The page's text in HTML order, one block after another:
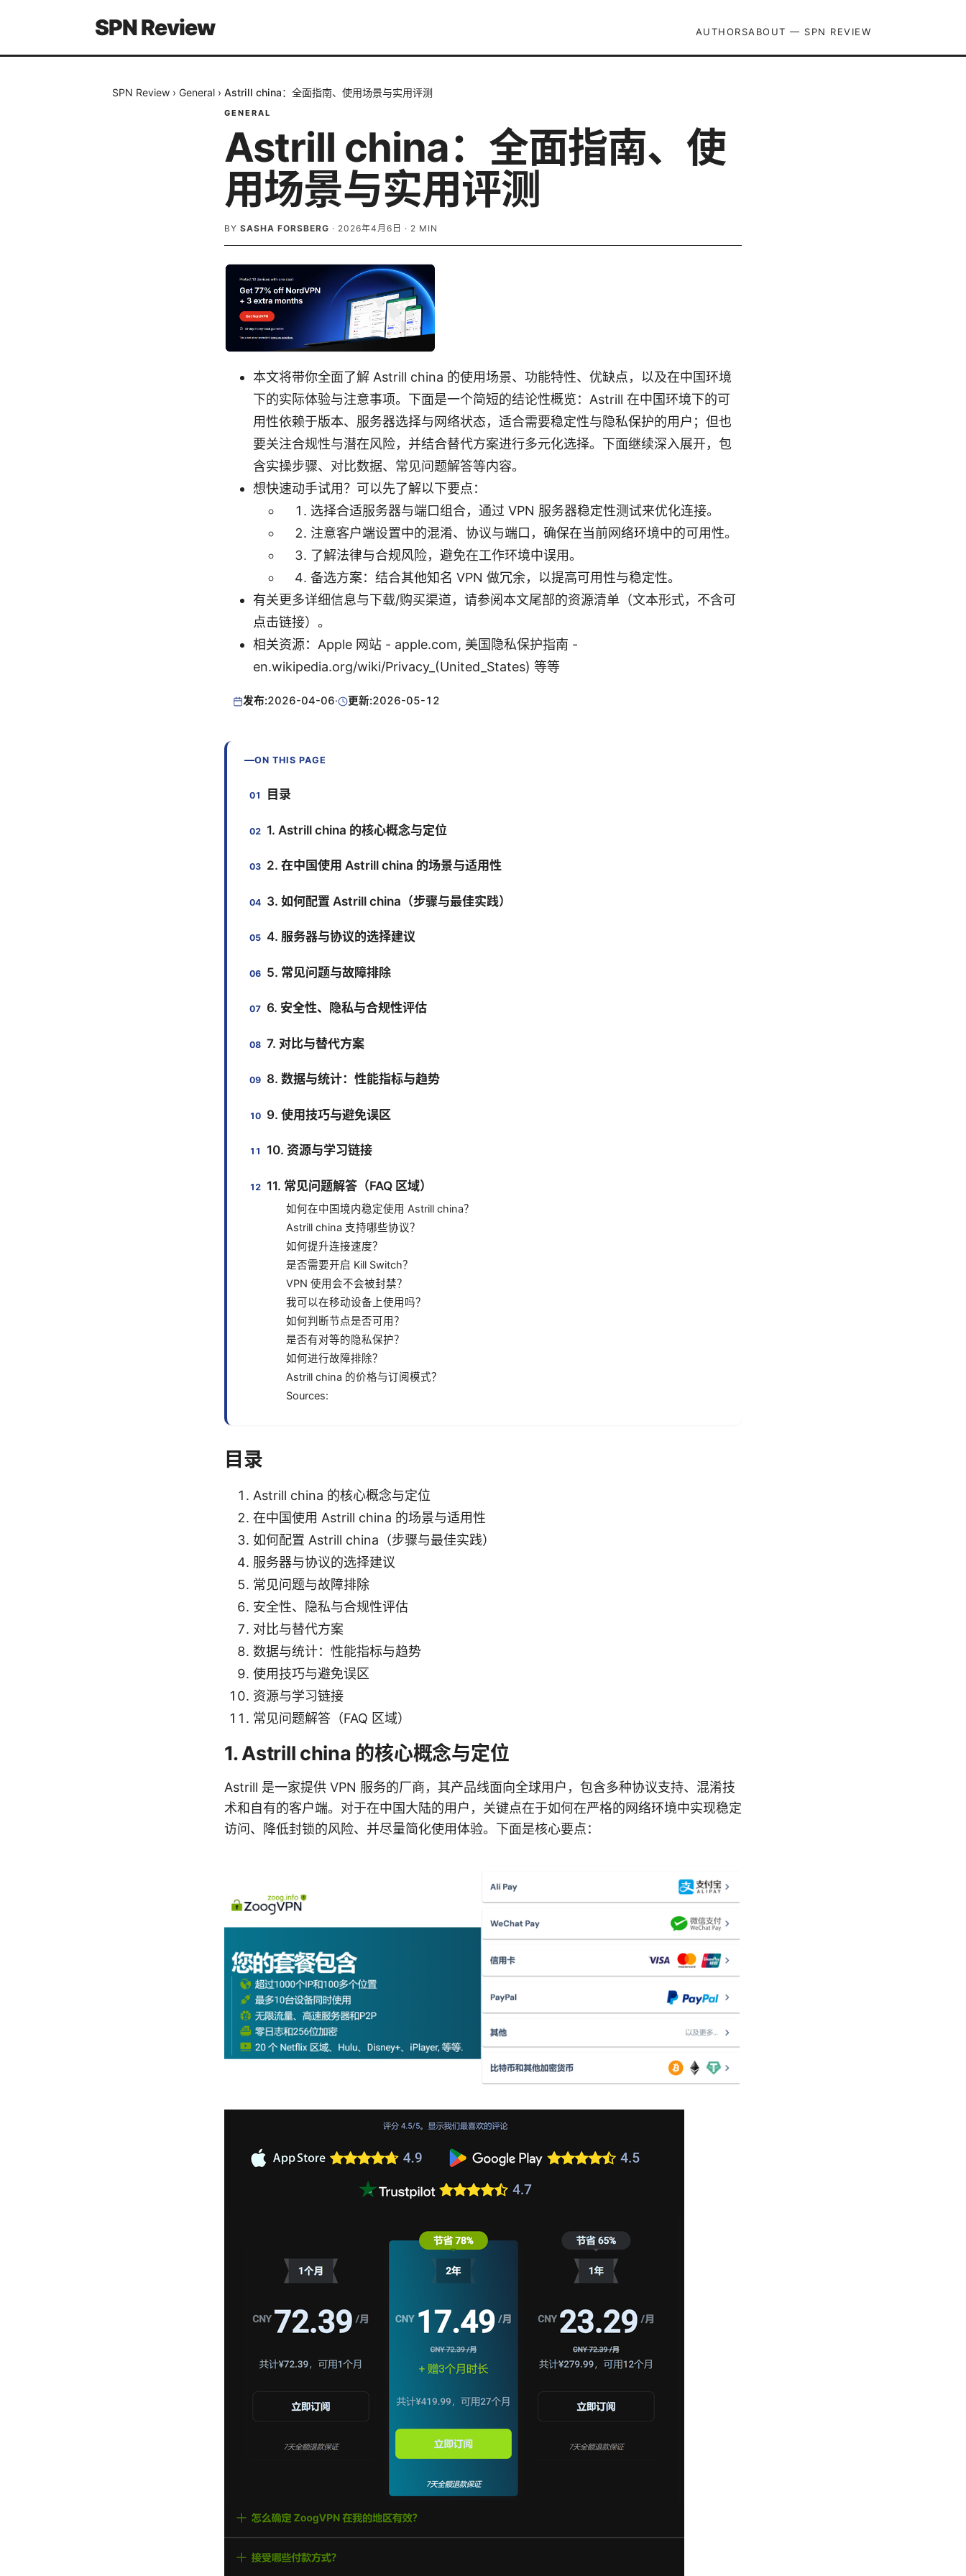
SPN Review AUTHORSABOUT — SPN REVIEW
SPN Review › General › Astrill china：全面指南、使用场景与实用评测
GENERAL
Astrill china：全面指南、使
用场景与实用评测
BY SASHA FORSBERG · 2026年4月6日 · 2 MIN
本文将带你全面了解 Astrill china 的使用场景、功能特性、优缺点，以及在中国环境
下的实际体验与注意事项。下面是一个简短的结论性概览：Astrill 在中国环境下的可
用性依赖于版本、服务器选择与网络状态，适合需要稳定性与隐私保护的用户；但也
要关注合规性与潜在风险，并结合替代方案进行多元化选择。下面继续深入展开，包
含实操步骤、对比数据、常见问题解答等内容。
想快速动手试用？可以先了解以下要点：
选择合适服务器与端口组合，通过 VPN 服务器稳定性测试来优化连接。
注意客户端设置中的混淆、协议与端口，确保在当前网络环境中的可用性。
了解法律与合规风险，避免在工作环境中误用。
备选方案：结合其他知名 VPN 做冗余，以提高可用性与稳定性。
有关更多详细信息与下载/购买渠道，请参阅本文尾部的资源清单（文本形式，不含可
点击链接）。
相关资源：Apple 网站 - apple.com, 美国隐私保护指南 -
en.wikipedia.org/wiki/Privacy_(United_States) 等等
发布:2026-04-06· 更新:2026-05-12
ON THIS PAGE
目录
1. Astrill china 的核心概念与定位
2. 在中国使用 Astrill china 的场景与适用性
3. 如何配置 Astrill china（步骤与最佳实践）
4. 服务器与协议的选择建议
5. 常见问题与故障排除
6. 安全性、隐私与合规性评估
7. 对比与替代方案
8. 数据与统计：性能指标与趋势
9. 使用技巧与避免误区
10. 资源与学习链接
11. 常见问题解答（FAQ 区域）
如何在中国境内稳定使用 Astrill china？
Astrill china 支持哪些协议？
如何提升连接速度？
是否需要开启 Kill Switch？
VPN 使用会不会被封禁？
我可以在移动设备上使用吗？
如何判断节点是否可用？
是否有对等的隐私保护？
如何进行故障排除？
Astrill china 的价格与订阅模式？
Sources:
目录
Astrill china 的核心概念与定位
在中国使用 Astrill china 的场景与适用性
如何配置 Astrill china（步骤与最佳实践）
服务器与协议的选择建议
常见问题与故障排除
安全性、隐私与合规性评估
对比与替代方案
数据与统计：性能指标与趋势
使用技巧与避免误区
资源与学习链接
常见问题解答（FAQ 区域）
1. Astrill china 的核心概念与定位
Astrill 是一家提供 VPN 服务的厂商，其产品线面向全球用户，包含多种协议支持、混淆技
术和自有的客户端。对于在中国大陆的用户，关键点在于如何在严格的网络环境中实现稳定
访问、降低封锁的风险、并尽量简化使用体验。下面是核心要点：